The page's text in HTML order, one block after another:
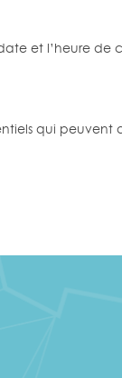
et l’heure de
qui peuvent